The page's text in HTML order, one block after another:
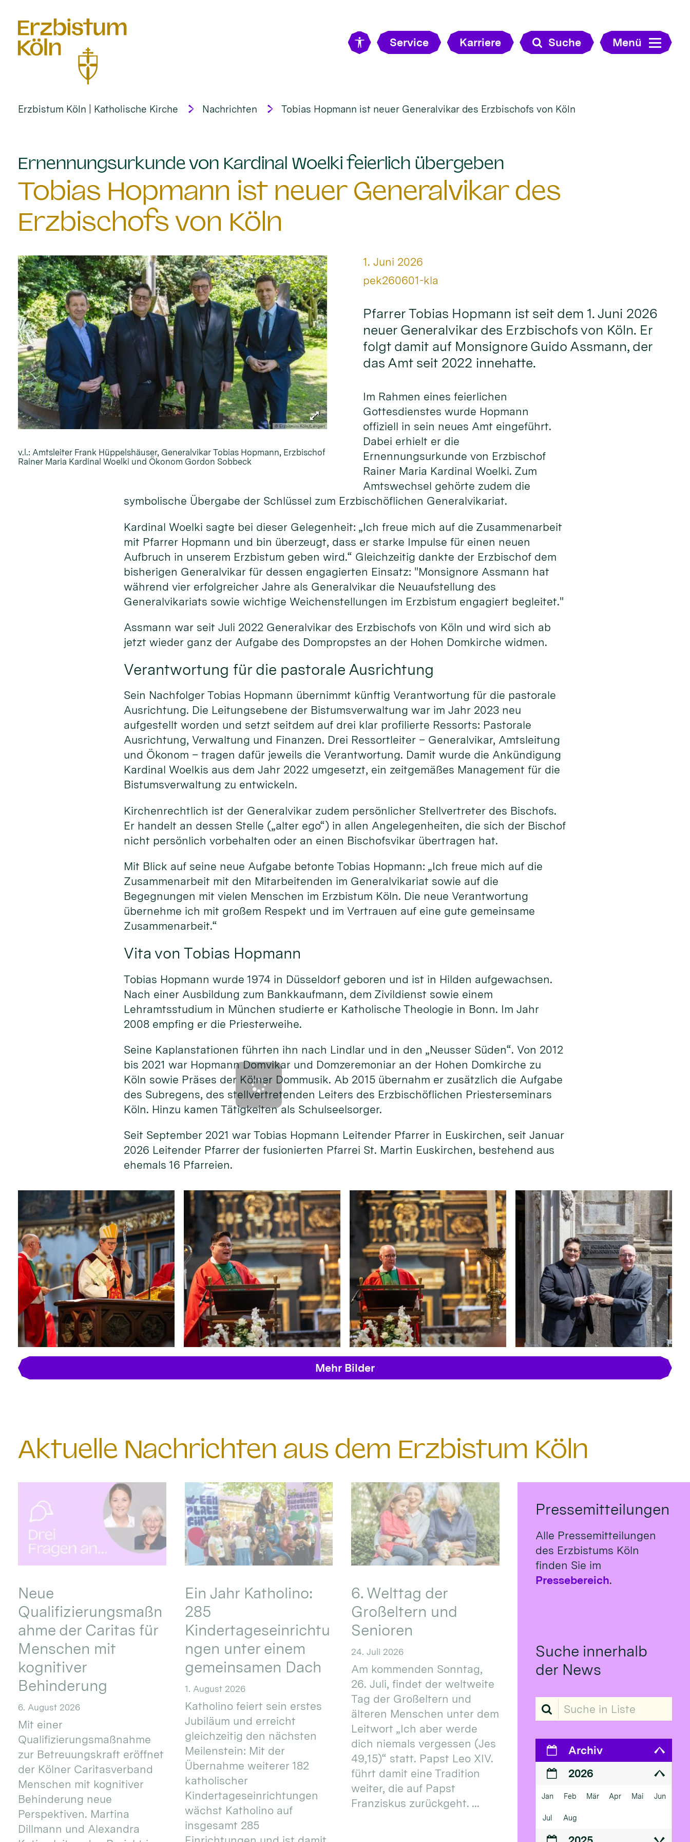
Service Karriere Suche Menü
Erzbistum Köln | Katholische Kirche Nachrichten Tobias Hopmann ist neuer Generalvikar des Erzbischofs von Köln
Ernennungsurkunde von Kardinal Woelki feierlich übergeben
Tobias Hopmann ist neuer Generalvikar des
Erzbischofs von Köln
© Erzbistum Köln/Lengert
v.l.: Amtsleiter Frank Hüppelshäuser, Generalvikar Tobias Hopmann, Erzbischof
Rainer Maria Kardinal Woelki und Ökonom Gordon Sobbeck
Datum:
1. Juni 2026
Von:
pek260601-kla
Pfarrer Tobias Hopmann ist seit dem 1. Juni 2026
neuer Generalvikar des Erzbischofs von Köln. Er
folgt damit auf Monsignore Guido Assmann, der
das Amt seit 2022 innehatte.
Im Rahmen eines feierlichen
Gottesdienstes wurde Hopmann
offiziell in sein neues Amt eingeführt.
Dabei erhielt er die
Ernennungsurkunde von Erzbischof
Rainer Maria Kardinal Woelki. Zum
Amtswechsel gehörte zudem die
symbolische Übergabe der Schlüssel zum Erzbischöflichen Generalvikariat.
Kardinal Woelki sagte bei dieser Gelegenheit: „Ich freue mich auf die Zusammenarbeit
mit Pfarrer Hopmann und bin überzeugt, dass er starke Impulse für einen neuen
Aufbruch in unserem Erzbistum geben wird.“ Gleichzeitig dankte der Erzbischof dem
bisherigen Generalvikar für dessen engagierten Einsatz: "Monsignore Assmann hat
während vier erfolgreicher Jahre als Generalvikar die Neuaufstellung des
Generalvikariats sowie wichtige Weichenstellungen im Erzbistum engagiert begleitet."
Assmann war seit Juli 2022 Generalvikar des Erzbischofs von Köln und wird sich ab
jetzt wieder ganz der Aufgabe des Dompropstes an der Hohen Domkirche widmen.
Verantwortung für die pastorale Ausrichtung
Sein Nachfolger Tobias Hopmann übernimmt künftig Verantwortung für die pastorale
Ausrichtung. Die Leitungsebene der Bistumsverwaltung war im Jahr 2023 neu
aufgestellt worden und setzt seitdem auf drei klar profilierte Ressorts: Pastorale
Ausrichtung, Verwaltung und Finanzen. Drei Ressortleiter – Generalvikar, Amtsleitung
und Ökonom – tragen dafür jeweils die Verantwortung. Damit wurde die Ankündigung
Kardinal Woelkis aus dem Jahr 2022 umgesetzt, ein zeitgemäßes Management für die
Bistumsverwaltung zu entwickeln.
Kirchenrechtlich ist der Generalvikar zudem persönlicher Stellvertreter des Bischofs.
Er handelt an dessen Stelle („alter ego“) in allen Angelegenheiten, die sich der Bischof
nicht persönlich vorbehalten oder an einen Bischofsvikar übertragen hat.
Mit Blick auf seine neue Aufgabe betonte Tobias Hopmann: „Ich freue mich auf die
Zusammenarbeit mit den Mitarbeitenden im Generalvikariat sowie auf die
Begegnungen mit vielen Menschen im Erzbistum Köln. Die neue Verantwortung
übernehme ich mit großem Respekt und im Vertrauen auf eine gute gemeinsame
Zusammenarbeit.“
Vita von Tobias Hopmann
Tobias Hopmann wurde 1974 in Düsseldorf geboren und ist in Hilden aufgewachsen.
Nach einer Ausbildung zum Bankkaufmann, dem Zivildienst sowie einem
Lehramtsstudium in München studierte er Katholische Theologie in Bonn. Im Jahr
2008 empfing er die Priesterweihe.
Seine Kaplanstationen führten ihn nach Lindlar und in den „Neusser Süden“. Von 2012
bis 2021 war Hopmann Domvikar und Domzeremoniar an der Hohen Domkirche zu
Köln sowie Präses der Kölner Dommusik. Ab 2015 übernahm er zusätzlich die Aufgabe
des Subregens, des stellvertretenden Leiters des Erzbischöflichen Priesterseminars
Köln. Hinzu kamen Tätigkeiten als Schulseelsorger.
Seit September 2021 war Tobias Hopmann Leitender Pfarrer in Euskirchen, seit Januar
2026 Leitender Pfarrer der fusionierten Pfarrei St. Martin Euskirchen, bestehend aus
ehemals 16 Pfarreien.
Mehr Bilder
Aktuelle Nachrichten aus dem Erzbistum Köln
Neue
Qualifizierungsmaßn
ahme der Caritas für
Menschen mit
kognitiver
Behinderung
6. August 2026
Mit einer
Qualifizierungsmaßnahme
zur Betreuungskraft eröffnet
der Kölner Caritasverband
Menschen mit kognitiver
Behinderung neue
Perspektiven. Martina
Dillmann und Alexandra
Ein Jahr Katholino:
285
Kindertageseinrichtu
ngen unter einem
gemeinsamen Dach
1. August 2026
Katholino feiert sein erstes
Jubiläum und erreicht
gleichzeitig den nächsten
Meilenstein: Mit der
Übernahme weiterer 182
katholischer
Kindertageseinrichtungen
wächst Katholino auf
insgesamt 285
6. Welttag der
Großeltern und
Senioren
24. Juli 2026
Am kommenden Sonntag,
26. Juli, findet der weltweite
Tag der Großeltern und
älteren Menschen unter dem
Leitwort „Ich aber werde
dich niemals vergessen (Jes
49,15)“ statt. Papst Leo XIV.
führt damit eine Tradition
weiter, die auf Papst
Franziskus zurückgeht. ...
Pressemitteilungen
Alle Pressemitteilungen
des Erzbistums Köln
finden Sie im
Pressebereich.
Suche innerhalb
der News
Suche in Liste
Archiv
2026
Jan Feb Mär Apr Mai Jun
Jul Aug